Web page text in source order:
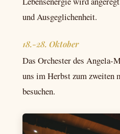
und Ausgeglichenheit.
18.-28. Oktober
Das Orchester des
uns im Herbst zum zweiten
besuchen.